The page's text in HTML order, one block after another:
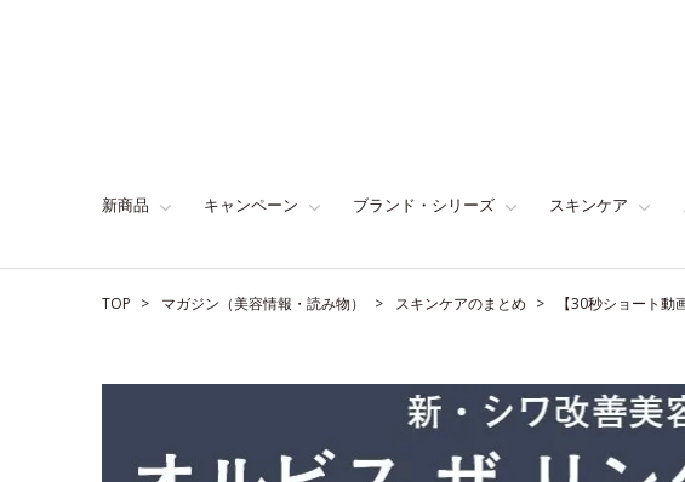
新商品 キャンペーン ブランド・シリーズ スキンケア
TOP マガジン（美容情報・読み物） スキンケアのまとめ 【30秒ショート